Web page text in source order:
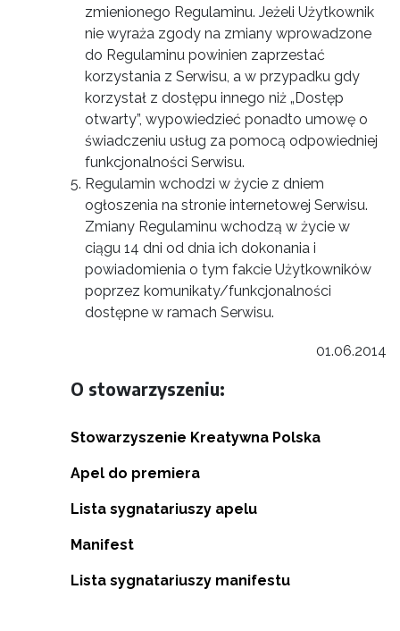
zmienionego Regulaminu. Jeżeli Użytkownik
nie wyraża zgody na zmiany wprowadzone
do Regulaminu powinien zaprzestać
korzystania z Serwisu, a w przypadku gdy
korzystał z dostępu innego niż „Dostęp
otwarty”, wypowiedzieć ponadto umowę o
świadczeniu usług za pomocą odpowiedniej
funkcjonalności Serwisu.
Regulamin wchodzi w życie z dniem
ogłoszenia na stronie internetowej Serwisu.
Zmiany Regulaminu wchodzą w życie w
ciągu 14 dni od dnia ich dokonania i
powiadomienia o tym fakcie Użytkowników
poprzez komunikaty/funkcjonalności
dostępne w ramach Serwisu.
01.06.2014
O stowarzyszeniu:
Stowarzyszenie Kreatywna Polska
Apel do premiera
Lista sygnatariuszy apelu
Manifest
Lista sygnatariuszy manifestu